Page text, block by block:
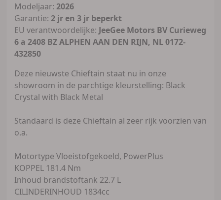
Modeljaar: 2026
Garantie: 2 jr en 3 jr beperkt
EU verantwoordelijke: JeeGee Motors BV Curieweg
6 a 2408 BZ ALPHEN AAN DEN RIJN, NL 0172-
432850
Deze nieuwste Chieftain staat nu in onze
showroom in de parchtige kleurstelling: Black
Crystal with Black Metal
Standaard is deze Chieftain al zeer rijk voorzien van
o.a.
Motortype Vloeistofgekoeld, PowerPlus
KOPPEL 181.4 Nm
Inhoud brandstoftank 22.7 L
CILINDERINHOUD 1834cc